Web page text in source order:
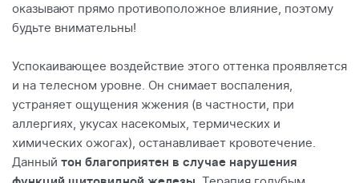
оказывают прямо противоположное влияние, поэтому
будьте внимательны!
Успокаивающее воздействие этого оттенка проявляется
и на телесном уровне. Он снимает воспаления,
устраняет ощущения жжения (в частности, при
аллергиях, укусах насекомых, термических и
химических ожогах), останавливает кровотечение.
Данный тон благоприятен в случае нарушения